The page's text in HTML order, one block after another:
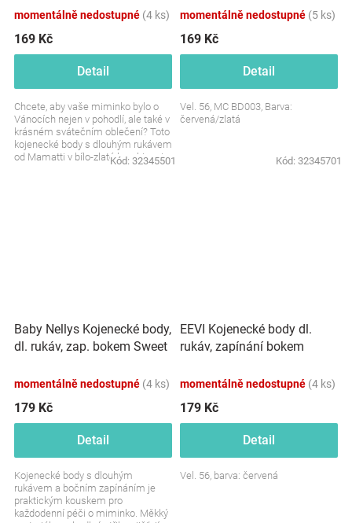
momentálně nedostupné (4 ks)
169 Kč
Detail
Chcete, aby vaše miminko bylo o
Vánocích nejen v pohodlí, ale také v
krásném svátečním oblečení? Toto
kojenecké body s dlouhým rukávem
od Mamatti v bílo-zlaté kombinaci
Kód: 32345501
červená/zlatá
momentálně nedostupné (5 ks)
169 Kč
Detail
Vel. 56, MC BD003, Barva:
červená/zlatá
Kód: 32345701
Baby Nellys Kojenecké body,
dl. rukáv, zap. bokem Sweet
momentálně nedostupné (4 ks)
179 Kč
Detail
Kojenecké body s dlouhým
rukávem a bočním zapínáním je
praktickým kouskem pro
každodenní péči o miminko. Měkký
EEVI Kojenecké body dl.
rukáv, zapínání bokem
potiskem
momentálně nedostupné (4 ks)
179 Kč
Detail
Vel. 56, barva: červená